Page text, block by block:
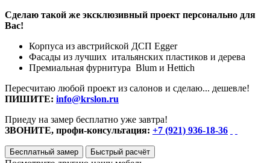
Сделаю такой же эксклюзивный проект персонально для
Вас!
Корпуса из австрийской ДСП Egger
Фасады из лучших итальянских пластиков и дерева
Премиальная фурнитура Blum и Hettich
Пересчитаю любой проект из салонов и сделаю... дешевле!
ПИШИТЕ: info@krslon.ru
Приеду на замер бесплатно уже завтра!
ЗВОНИТЕ, профи-консультация: +7 (921) 936-18-36
Бесплатный замер Быстрый расчёт